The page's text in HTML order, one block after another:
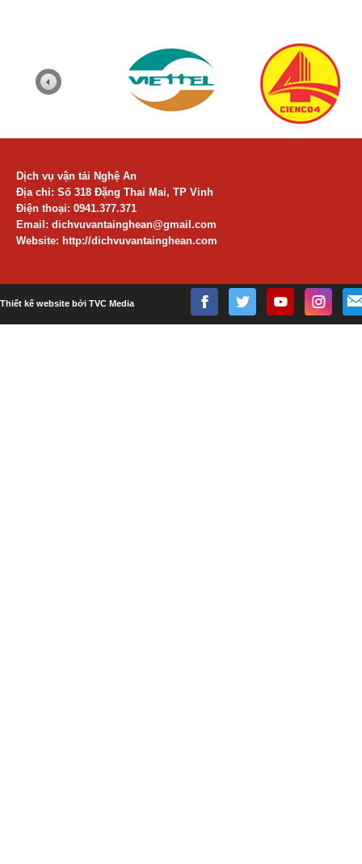
Dịch vụ vận tải Nghệ An
Địa chỉ: Số 318 Đặng Thai Mai, TP Vinh
Điện thoại: 0941.377.371
Email: dichvuvantainghean@gmail.com
Website: http://dichvuvantainghean.com
Thiết kế website bởi TVC Media